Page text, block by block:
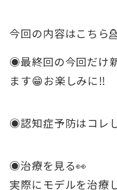
今回の内容はこちら
◉最終回の今回だけ
ます😁お楽しみに‼️
◉認知症予防はコレ
◉治療を見る👀
実際にモデルを治療